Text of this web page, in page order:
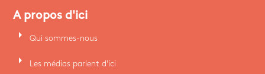
A propos d'ici
arrow_right Qui sommes-nous
arrow_right Les médias parlent d'ici